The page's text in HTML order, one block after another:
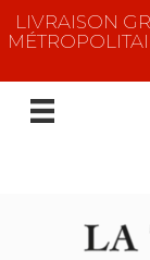
LIVRAISON